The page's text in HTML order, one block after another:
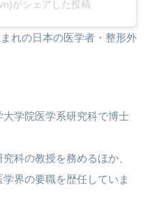
がシェアした投稿
れの日本の医学者・整形外
学院医学系研究科で博士
科の教授を務めるほか、
界の要職を歴任していま